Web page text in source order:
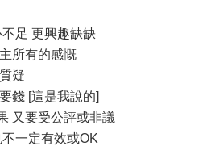
足 更興趣缺缺
所有的感慨
疑
錢 [這是我說的]
又要受公評或非議
一定有效或OK